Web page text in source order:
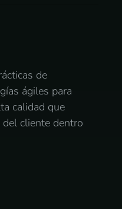
de
ágiles para
calidad que
cliente dentro